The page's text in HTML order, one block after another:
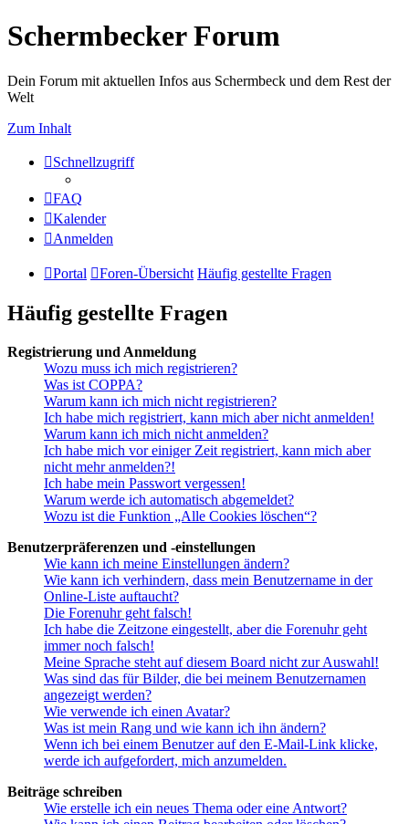
Schermbecker Forum
Dein Forum mit aktuellen Infos aus Schermbeck und dem Rest der
Welt
Zum Inhalt
Schnellzugriff
FAQ
Kalender
Anmelden
Portal Foren-Übersicht Häufig gestellte Fragen
Häufig gestellte Fragen
Registrierung und Anmeldung
Wozu muss ich mich registrieren?
Was ist COPPA?
Warum kann ich mich nicht registrieren?
Ich habe mich registriert, kann mich aber nicht anmelden!
Warum kann ich mich nicht anmelden?
Ich habe mich vor einiger Zeit registriert, kann mich aber
nicht mehr anmelden?!
Ich habe mein Passwort vergessen!
Warum werde ich automatisch abgemeldet?
Wozu ist die Funktion „Alle Cookies löschen“?
Benutzerpräferenzen und -einstellungen
Wie kann ich meine Einstellungen ändern?
Wie kann ich verhindern, dass mein Benutzername in der
Online-Liste auftaucht?
Die Forenuhr geht falsch!
Ich habe die Zeitzone eingestellt, aber die Forenuhr geht
immer noch falsch!
Meine Sprache steht auf diesem Board nicht zur Auswahl!
Was sind das für Bilder, die bei meinem Benutzernamen
angezeigt werden?
Wie verwende ich einen Avatar?
Was ist mein Rang und wie kann ich ihn ändern?
Wenn ich bei einem Benutzer auf den E-Mail-Link klicke,
werde ich aufgefordert, mich anzumelden.
Beiträge schreiben
Wie erstelle ich ein neues Thema oder eine Antwort?